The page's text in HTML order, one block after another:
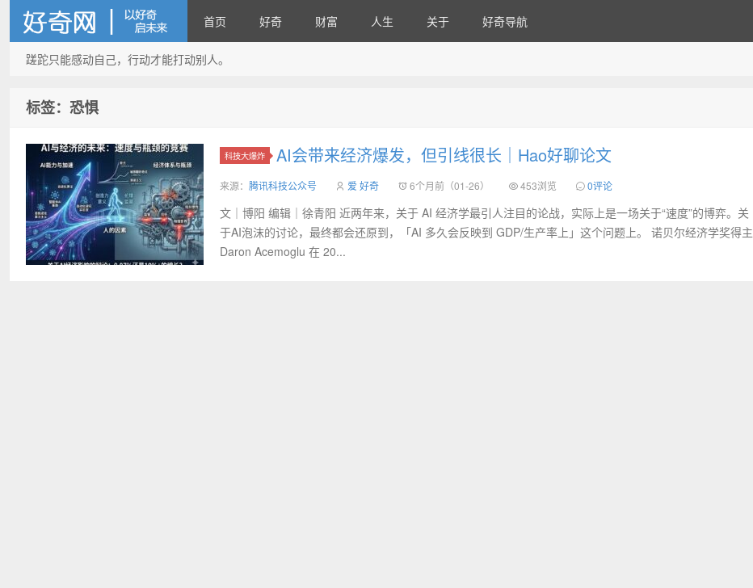
首页 好奇 财富 人生 关于 好奇导航
蹉跎只能感动自己，行动才能打动别人。
标签：恐惧
科技大爆炸 AI会带来经济爆发，但引线很长｜Hao好聊论文
来源： 腾讯科技公众号 爱 好奇 6个月前（01-26） 453浏览 0评论
文｜博阳 编辑｜徐青阳 近两年来，关于 AI 经济学最引人注目的论战，实际上是一场关于“速度”的博弈。关
于AI泡沫的讨论，最终都会还原到，「AI 多久会反映到 GDP/生产率上」这个问题上。 诺贝尔经济学奖得主
Daron Acemoglu 在 20...